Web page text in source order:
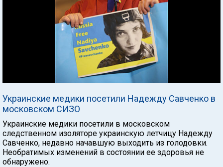
Украинские медики посетили Надежду Савченко в
московском СИЗО
Украинские медики посетили в московском
следственном изоляторе украинскую летчицу Надежду
Савченко, недавно начавшую выходить из голодовки.
Необратимых изменений в состоянии ее здоровья не
обнаружено.